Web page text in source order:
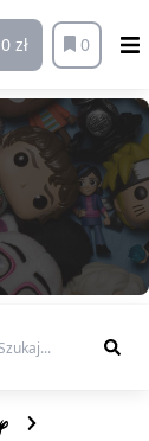
zł 0